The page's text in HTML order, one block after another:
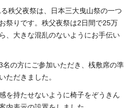
秩父夜祭は、日本三大曳山祭の一つ
祭りです。秩父夜祭は2日間で25万
、大きな混乱のないようにお手伝い
の方にご参加いただき、桟敷席の準
ただきました。
を持たせないように椅子をぞうきん